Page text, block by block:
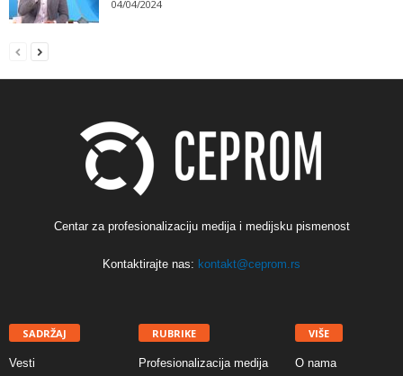
04/04/2024
Centar za profesionalizaciju medija i medijsku pismenost
Kontaktirajte nas: kontakt@ceprom.rs
SADRŽAJ
Vesti
RUBRIKE
Profesionalizacija medija
VIŠE
O nama